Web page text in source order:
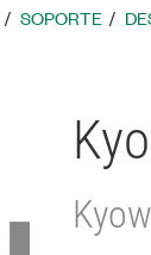
SOPORTE